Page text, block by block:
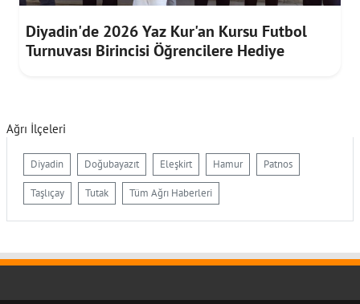
Diyadin'de 2026 Yaz Kur'an Kursu Futbol
Turnuvası Birincisi Öğrencilere Hediye
Ağrı İlçeleri
Diyadin Doğubayazıt Eleşkirt Hamur Patnos
Taşlıçay Tutak Tüm Ağrı Haberleri